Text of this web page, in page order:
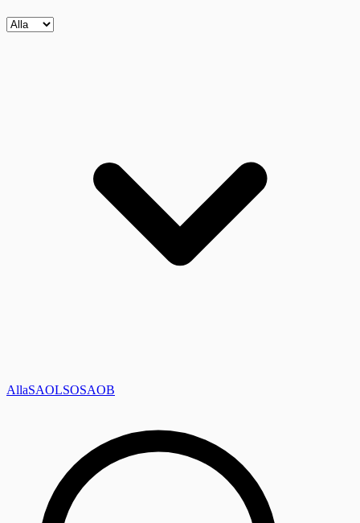
AllaSAOLSOSAOB